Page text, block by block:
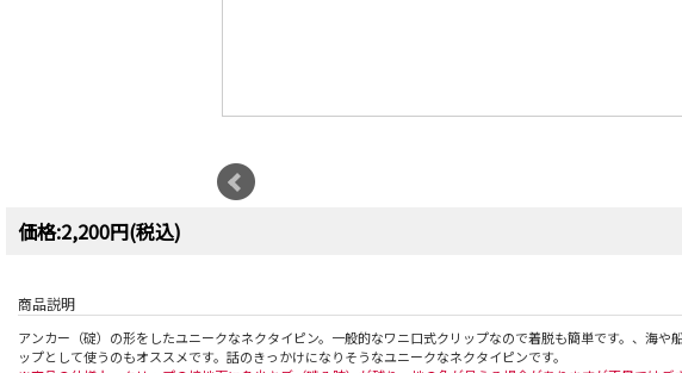
価格:2,200円(税込)
商品説明
アンカー（碇）の形をしたユニークなネクタイピン。一般的なワニ口式クリップなので着脱も簡単です。、海
ップとして使うのもオススメです。話のきっかけになりそうなユニークなネクタイピンです。